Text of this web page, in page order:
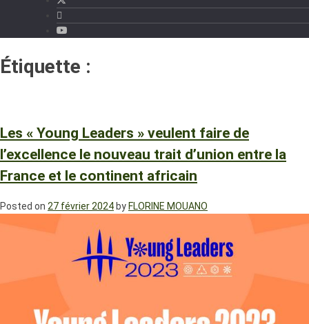
Étiquette :
Les « Young Leaders » veulent faire de
l’excellence le nouveau trait d’union entre la
France et le continent africain
Posted on 27 février 2024 by FLORINE MOUANO